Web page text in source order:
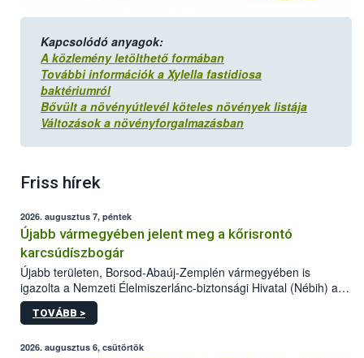
Kapcsolódó anyagok:
A közlemény letölthető formában
További információk a Xylella fastidiosa
baktériumról
Bővült a növényútlevél köteles növények listája
Változások a növényforgalmazásban
Friss hírek
2026. augusztus 7, péntek
Újabb vármegyében jelent meg a kőrisrontó
karcsúdíszbogár
Újabb területen, Borsod-Abaúj-Zemplén vármegyében is
igazolta a Nemzeti Élelmiszerlánc-biztonsági Hivatal (Nébih) a
kőrisrontó karcsúdíszbogár (Agrilus planipennis) jelenlétét. A
kártevőt nem csak színcsapdában találták meg, de már fertőzött
az intenzív felderítést, emellett az intézkedéseket a szlovák
TOVÁBB >
2026. augusztus 6, csütörtök